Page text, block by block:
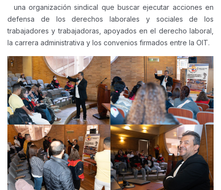
una organización sindical que buscar ejecutar acciones en
defensa de los derechos laborales y sociales de los
trabajadores y trabajadoras, apoyados en el derecho laboral,
la carrera administrativa y los convenios firmados entre la OIT.